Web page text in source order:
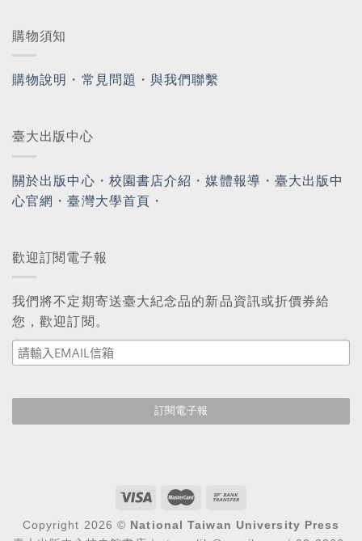
購物須知
購物說明 ・ 常見問題 ・與我們聯繫
臺大出版中心
關於出版中心 ・ 校園書店介紹 ・媒體報導 ・ 臺大出版中
心官網 ・臺灣大學首頁 ・
歡迎訂閱電子報
我們將不定期寄送臺大紀念品的新品資訊或折價券給
您，歡迎訂閱。
Copyright 2026 © National Taiwan University Press